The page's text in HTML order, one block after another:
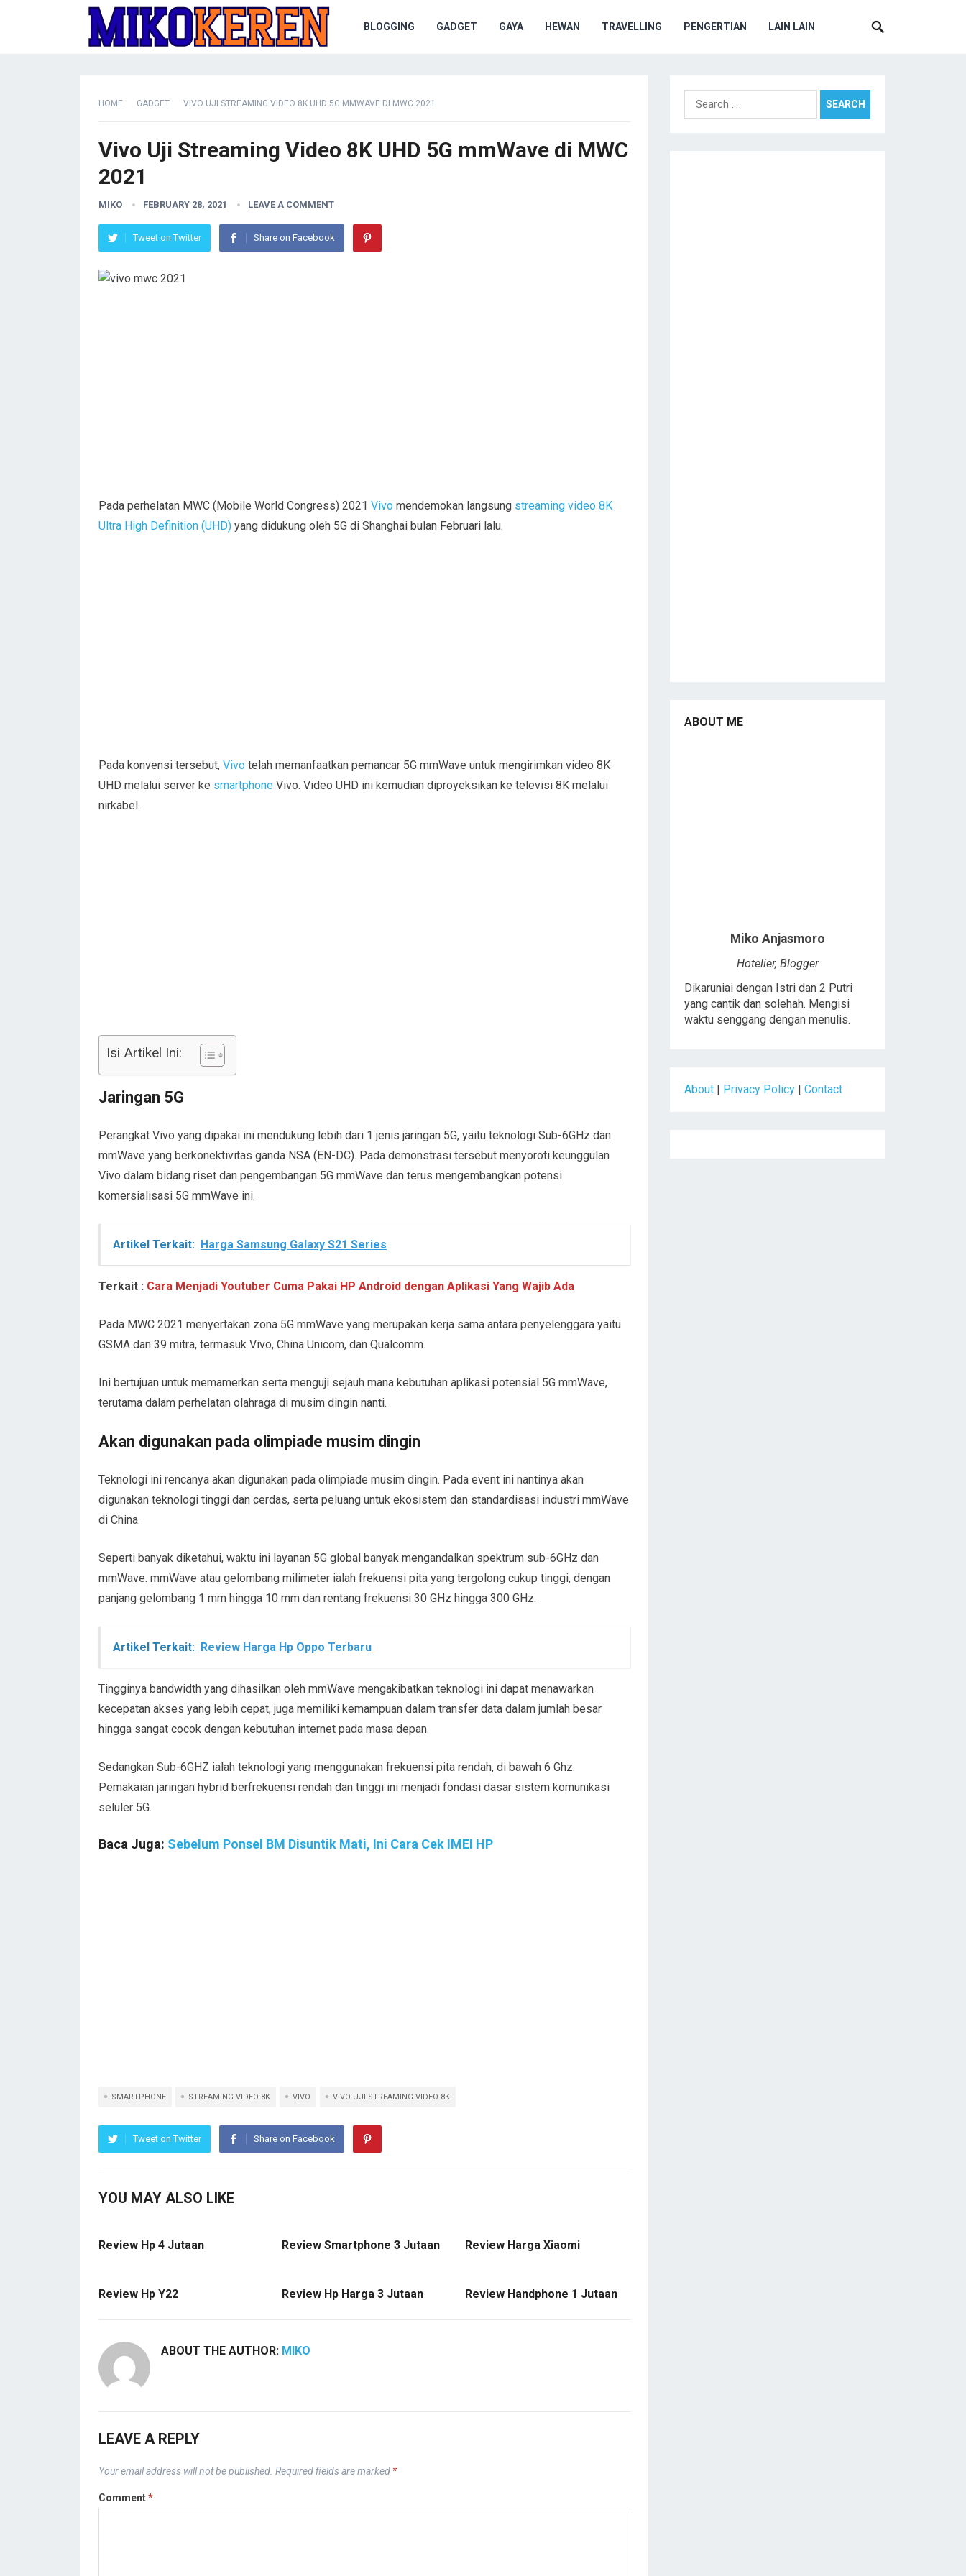
BLOGGING GADGET GAYA HEWAN TRAVELLING PENGERTIAN LAIN LAIN
HOME GADGET VIVO UJI STREAMING VIDEO 8K UHD 5G MMWAVE DI MWC 2021
Vivo Uji Streaming Video 8K UHD 5G mmWave di MWC
2021
MIKO FEBRUARY 28, 2021 LEAVE A COMMENT
Tweet on Twitter Share on Facebook
Pada perhelatan MWC (Mobile World Congress) 2021 Vivo mendemokan langsung streaming video 8K
Ultra High Definition (UHD) yang didukung oleh 5G di Shanghai bulan Februari lalu.
Pada konvensi tersebut, Vivo telah memanfaatkan pemancar 5G mmWave untuk mengirimkan video 8K
UHD melalui server ke smartphone Vivo. Video UHD ini kemudian diproyeksikan ke televisi 8K melalui
nirkabel.
Isi Artikel Ini:
Jaringan 5G
Perangkat Vivo yang dipakai ini mendukung lebih dari 1 jenis jaringan 5G, yaitu teknologi Sub-6GHz dan
mmWave yang berkonektivitas ganda NSA (EN-DC). Pada demonstrasi tersebut menyoroti keunggulan
Vivo dalam bidang riset dan pengembangan 5G mmWave dan terus mengembangkan potensi
komersialisasi 5G mmWave ini.
Artikel Terkait: Harga Samsung Galaxy S21 Series
Terkait : Cara Menjadi Youtuber Cuma Pakai HP Android dengan Aplikasi Yang Wajib Ada
Pada MWC 2021 menyertakan zona 5G mmWave yang merupakan kerja sama antara penyelenggara yaitu
GSMA dan 39 mitra, termasuk Vivo, China Unicom, dan Qualcomm.
Ini bertujuan untuk memamerkan serta menguji sejauh mana kebutuhan aplikasi potensial 5G mmWave,
terutama dalam perhelatan olahraga di musim dingin nanti.
Akan digunakan pada olimpiade musim dingin
Teknologi ini rencanya akan digunakan pada olimpiade musim dingin. Pada event ini nantinya akan
digunakan teknologi tinggi dan cerdas, serta peluang untuk ekosistem dan standardisasi industri mmWave
di China.
Seperti banyak diketahui, waktu ini layanan 5G global banyak mengandalkan spektrum sub-6GHz dan
mmWave. mmWave atau gelombang milimeter ialah frekuensi pita yang tergolong cukup tinggi, dengan
panjang gelombang 1 mm hingga 10 mm dan rentang frekuensi 30 GHz hingga 300 GHz.
Artikel Terkait: Review Harga Hp Oppo Terbaru
Tingginya bandwidth yang dihasilkan oleh mmWave mengakibatkan teknologi ini dapat menawarkan
kecepatan akses yang lebih cepat, juga memiliki kemampuan dalam transfer data dalam jumlah besar
hingga sangat cocok dengan kebutuhan internet pada masa depan.
Sedangkan Sub-6GHZ ialah teknologi yang menggunakan frekuensi pita rendah, di bawah 6 Ghz.
Pemakaian jaringan hybrid berfrekuensi rendah dan tinggi ini menjadi fondasi dasar sistem komunikasi
seluler 5G.
Baca Juga: Sebelum Ponsel BM Disuntik Mati, Ini Cara Cek IMEI HP
SMARTPHONE STREAMING VIDEO 8K VIVO VIVO UJI STREAMING VIDEO 8K
Tweet on Twitter Share on Facebook
YOU MAY ALSO LIKE
Review Hp 4 Jutaan Review Smartphone 3 Jutaan Review Harga Xiaomi
Review Hp Y22 Review Hp Harga 3 Jutaan Review Handphone 1 Jutaan
ABOUT THE AUTHOR: MIKO
LEAVE A REPLY
Your email address will not be published. Required fields are marked *
Comment*
Search
for:
ABOUT ME
Miko Anjasmoro
Hotelier, Blogger
Dikaruniai dengan Istri dan 2 Putri
yang cantik dan solehah. Mengisi
waktu senggang dengan menulis.
About Privacy Policy Contact